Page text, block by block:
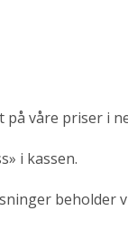
våre priser i
i kassen.
beholder